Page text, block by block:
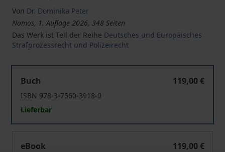
Von Dr. Dominika Peter
Nomos, 1. Auflage 2026, 348 Seiten
Das Werk ist Teil der Reihe Deutsches und Europäisches
Strafprozessrecht und Polizeirecht
Buch
119,00 €
ISBN 978-3-7560-3918-0
Lieferbar
eBook
119,00 €